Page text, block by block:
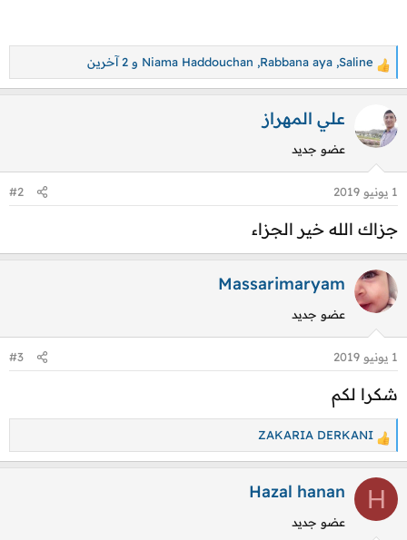
ا
ل
ت
ف
ع
ت
:
Saline
,
Rabbana aya
,
Niama Haddouchan و 2 آخرين
علي المهراز
عضو جديد
1 يونيو 2019 #2
جزاك الله خير الجزاء
Massarimaryam
عضو جديد
1 يونيو 2019 #3
شكرا لكم
ا
ل
ت
ZAKARIA DERKANI
H
Hazal hanan
عضو جديد